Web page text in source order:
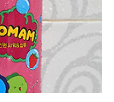
강력한 성능, 아름다운 화면, 다양